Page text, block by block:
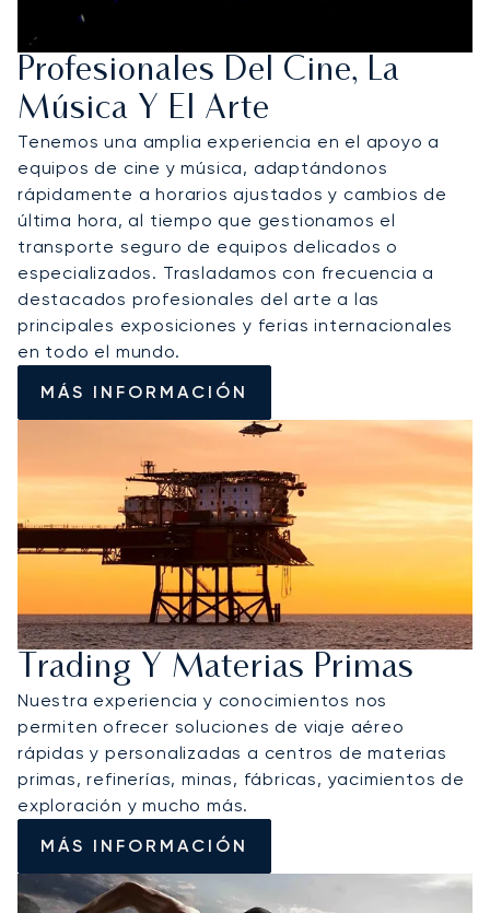
Profesionales Del Cine, La
Música Y El Arte
Tenemos una amplia experiencia en el apoyo a
equipos de cine y música, adaptándonos
rápidamente a horarios ajustados y cambios de
última hora, al tiempo que gestionamos el
transporte seguro de equipos delicados o
especializados. Trasladamos con frecuencia a
destacados profesionales del arte a las
principales exposiciones y ferias internacionales
en todo el mundo.
MÁS INFORMACIÓN
Trading Y Materias Primas
Nuestra experiencia y conocimientos nos
permiten ofrecer soluciones de viaje aéreo
rápidas y personalizadas a centros de materias
primas, refinerías, minas, fábricas, yacimientos de
exploración y mucho más.
MÁS INFORMACIÓN